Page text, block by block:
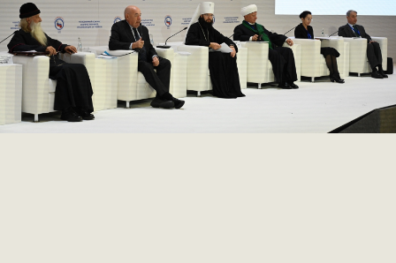
NGKMOSCOW@YANDEX.RU